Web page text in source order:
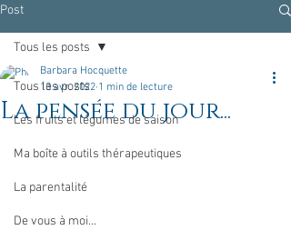
Post
Tous les posts
Les fruits et légumes de saison
Ma boîte à outils thérapeutiques
La parentalité
De vous à moi...
Tous les posts
La pensée du jour...
Barbara Hocquette
13 avr. 2022 1 min de lecture